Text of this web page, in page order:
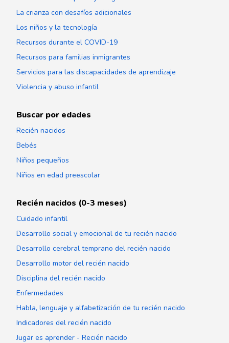
La crianza con desafíos adicionales
Los niños y la tecnología
Recursos durante el COVID-19
Recursos para familias inmigrantes
Servicios para las discapacidades de aprendizaje
Violencia y abuso infantil
Buscar por edades
Recién nacidos
Bebés
Niños pequeños
Niños en edad preescolar
Recién nacidos (0-3 meses)
Cuidado infantil
Desarrollo social y emocional de tu recién nacido
Desarrollo cerebral temprano del recién nacido
Desarrollo motor del recién nacido
Disciplina del recién nacido
Enfermedades
Habla, lenguaje y alfabetización de tu recién nacido
Indicadores del recién nacido
Jugar es aprender - Recién nacido